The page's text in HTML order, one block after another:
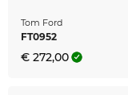
Tom Ford
FT0952
€ 272,00